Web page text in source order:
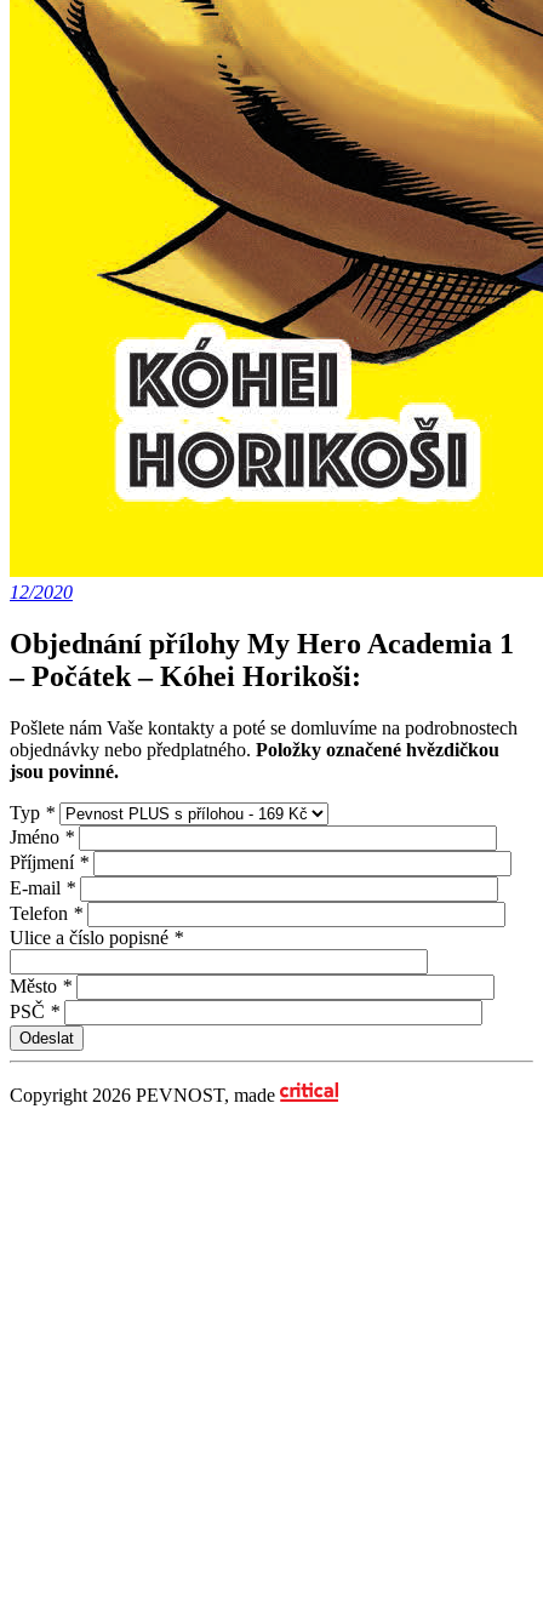
12/2020
Objednání přílohy My Hero Academia 1
– Počátek – Kóhei Horikoši:
Pošlete nám Vaše kontakty a poté se domluvíme na podrobnostech
objednávky nebo předplatného. Položky označené hvězdičkou
jsou povinné.
Typ *
Jméno *
Příjmení *
E-mail *
Telefon *
Ulice a číslo popisné *
Město *
PSČ *
Copyright 2026 PEVNOST, made